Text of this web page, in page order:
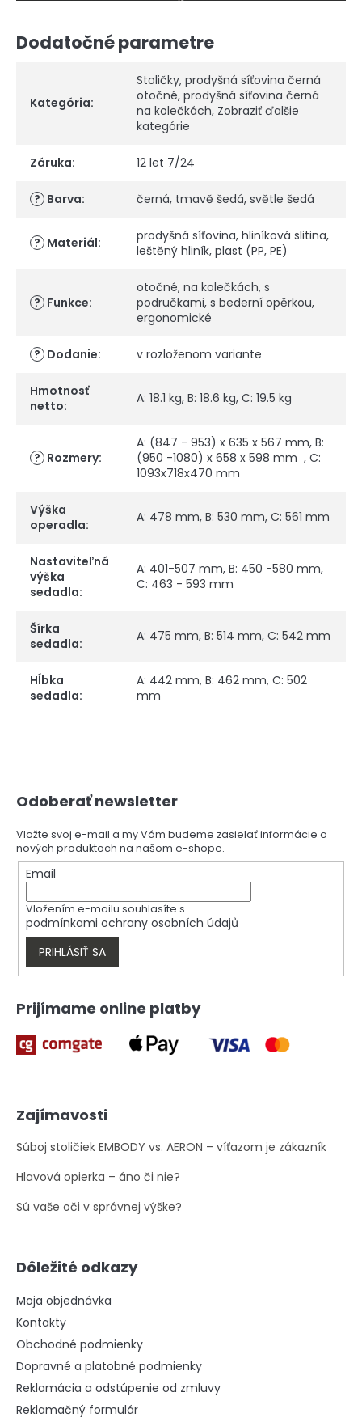
Dodatočné parametre
Kategória:
Stoličky, prodyšná síťovina černá
otočné, prodyšná síťovina černá
na kolečkách, Zobraziť ďalšie
kategórie
Záruka: 12 let 7/24
? Barva: černá, tmavě šedá, světle šedá
? Materiál: prodyšná síťovina, hliníková slitina,
leštěný hliník, plast (PP, PE)
? Funkce:
otočné, na kolečkách, s
područkami, s bederní opěrkou,
ergonomické
? Dodanie: v rozloženom variante
Hmotnosť
netto: A: 18.1 kg, B: 18.6 kg, C: 19.5 kg
? Rozmery:
A: (847 - 953) x 635 x 567 mm, B:
(950 -1080) x 658 x 598 mm , C:
1093x718x470 mm
Výška
operadla: A: 478 mm, B: 530 mm, C: 561 mm
Nastaviteľná
výška
sedadla:
A: 401-507 mm, B: 450 -580 mm,
C: 463 - 593 mm
Šírka
sedadla: A: 475 mm, B: 514 mm, C: 542 mm
Hĺbka
sedadla:
A: 442 mm, B: 462 mm, C: 502
mm
Odoberať newsletter
Vložte svoj e-mail a my Vám budeme zasielať informácie o
nových produktoch na našom e-shope.
Email
Vložením e-mailu souhlasíte s
podmínkami ochrany osobních údajů
PRIHLÁSIŤ SA
Prijímame online platby
Zajímavosti
Súboj stoličiek EMBODY vs. AERON – víťazom je zákazník
Hlavová opierka – áno či nie?
Sú vaše oči v správnej výške?
Dôležité odkazy
Moja objednávka
Kontakty
Obchodné podmienky
Dopravné a platobné podmienky
Reklamácia a odstúpenie od zmluvy
Reklamačný formulár